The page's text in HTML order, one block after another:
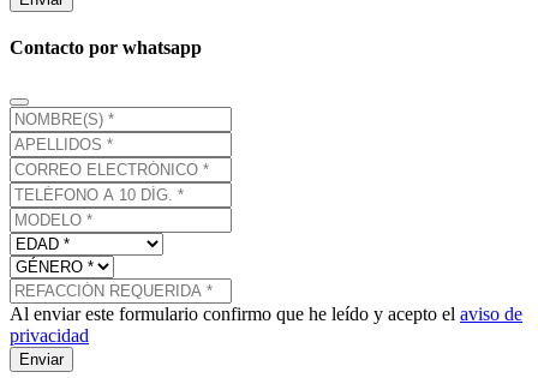
Contacto por whatsapp
Al enviar este formulario confirmo que he leído y acepto el aviso de
privacidad
Enviar